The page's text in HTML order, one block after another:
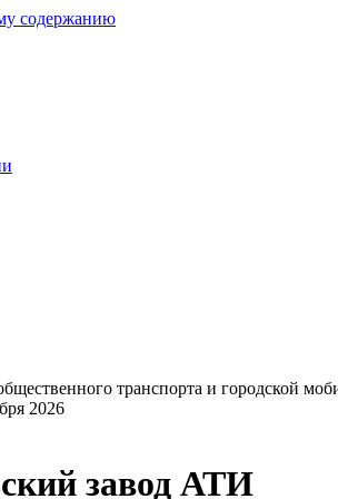
содержанию
транспорта и городской
2026
завод АТИ